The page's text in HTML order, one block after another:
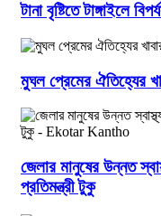
টানা বৃষ্টিতে টাঙ্গাইলে
মুঘল প্রেমের ঐতিহ্যের
জেলার মানুষের উন্নত
প্রতিমন্ত্রী টুকু